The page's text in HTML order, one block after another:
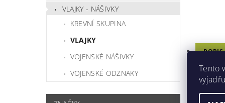
VLAJKY - NÁŠIVKY
KREVNÍ SKUPINA
VLAJKY
VOJENSKÉ NÁŠIVKY
VOJENSKÉ ODZNAKY
POPIS
Tento